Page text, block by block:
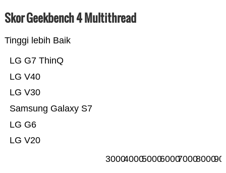
Skor Geekbench 4 Multithread
Tinggi lebih Baik
LG V20
LG G6
Samsung Galaxy S7
LG V30
LG V40
LG G7 ThinQ
300040005000600070008000